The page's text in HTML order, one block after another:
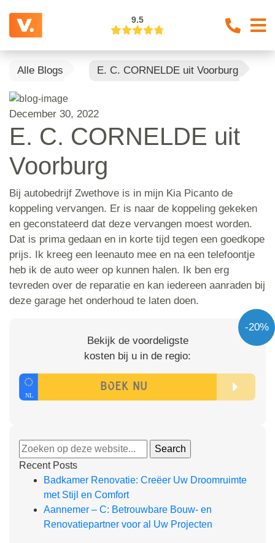
9.5
Alle Blogs E. C. CORNELDE uit Voorburg
December 30, 2022
E. C. CORNELDE uit
Voorburg
Bij autobedrijf Zwethove is in mijn Kia Picanto de
koppeling vervangen. Er is naar de koppeling gekeken
en geconstateerd dat deze vervangen moest worden.
Dat is prima gedaan en in korte tijd tegen een goedkope
prijs. Ik kreeg een leenauto mee en na een telefoontje
heb ik de auto weer op kunnen halen. Ik ben erg
tevreden over de reparatie en kan iedereen aanraden bij
deze garage het onderhoud te laten doen.
-20%
Bekijk de voordeligste
kosten bij u in de regio:
Recent Posts
Badkamer Renovatie: Creëer Uw Droomruimte
met Stijl en Comfort
Aannemer – C: Betrouwbare Bouw- en
Renovatiepartner voor al Uw Projecten